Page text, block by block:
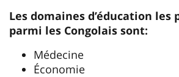
Les domaines d’éducation les
parmi les Congolais sont:
Médecine
Économie